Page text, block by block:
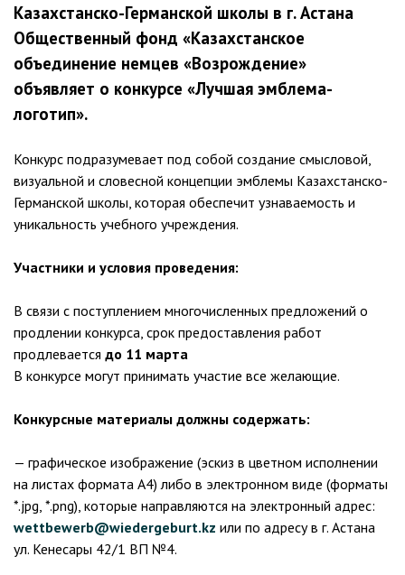
Казахстанско-Германской школы в г. Астана
Общественный фонд «Казахстанское
объединение немцев «Возрождение»
объявляет о конкурсе «Лучшая эмблема-
логотип».
Конкурс подразумевает под собой создание смысловой,
визуальной и словесной концепции эмблемы Казахстанско-
Германской школы, которая обеспечит узнаваемость и
уникальность учебного учреждения.
Участники и условия проведения:
В связи с поступлением многочисленных предложений о
продлении конкурса, срок предоставления работ
продлевается до 11 марта
В конкурсе могут принимать участие все желающие.
Конкурсные материалы должны содержать:
— графическое изображение (эскиз в цветном исполнении
на листах формата А4) либо в электронном виде (форматы
*.jpg, *.png), которые направляются на электронный адрес:
wettbewerb@wiedergeburt.kz или по адресу в г. Астана
ул. Кенесары 42/1 ВП №4.